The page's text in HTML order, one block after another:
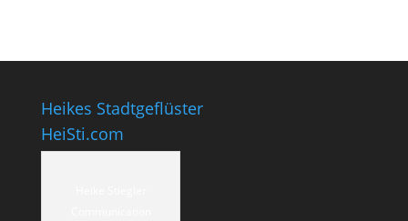
Heikes Stadtgeflüster
HeiSti.com